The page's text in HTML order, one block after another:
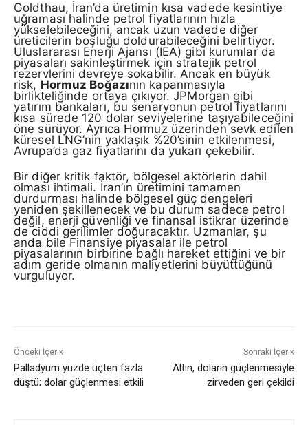
Goldthau, İran’da üretimin kısa vadede kesintiye
uğraması halinde petrol fiyatlarının hızla
yükselebileceğini, ancak uzun vadede diğer
üreticilerin boşluğu doldurabileceğini belirtiyor.
Uluslararası Enerji Ajansı (IEA) gibi kurumlar da
piyasaları sakinleştirmek için stratejik petrol
rezervlerini devreye sokabilir. Ancak en büyük
risk, Hormuz Boğazının kapanmasıyla
birlikteliğinde ortaya çıkıyor. JPMorgan gibi
yatırım bankaları, bu senaryonun petrol fiyatlarını
kısa sürede 120 dolar seviyelerine taşıyabileceğini
öne sürüyor. Ayrıca Hormuz üzerinden sevk edilen
küresel LNG’nin yaklaşık %20’sinin etkilenmesi,
Avrupa’da gaz fiyatlarını da yukarı çekebilir.
Bir diğer kritik faktör, bölgesel aktörlerin dahil
olması ihtimali. İran’ın üretimini tamamen
durdurması halinde bölgesel güç dengeleri
yeniden şekillenecek ve bu durum sadece petrol
değil, enerji güvenliği ve finansal istikrar üzerinde
de ciddi gerilimler doğuracaktır. Uzmanlar, şu
anda bile Finansiye piyasalar ile petrol
piyasalarının birbirine bağlı hareket ettiğini ve bir
adım geride olmanın maliyetlerini büyüttüğünü
vurguluyor.
Önceki İçerik
Palladyum yüzde üçten fazla
düştü; dolar güçlenmesi etkili
Sonraki İçerik
Altın, doların güçlenmesiyle
zirveden geri çekildi